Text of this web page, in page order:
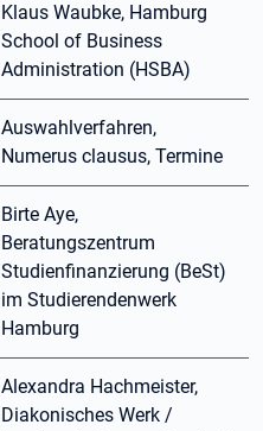
Klaus Waubke, Hamburg
School of Business
Administration (HSBA)
Auswahlverfahren,
Numerus clausus, Termine
Birte Aye,
Beratungszentrum
Studienfinanzierung (BeSt)
im Studierendenwerk
Hamburg
Alexandra Hachmeister,
Diakonisches Werk /